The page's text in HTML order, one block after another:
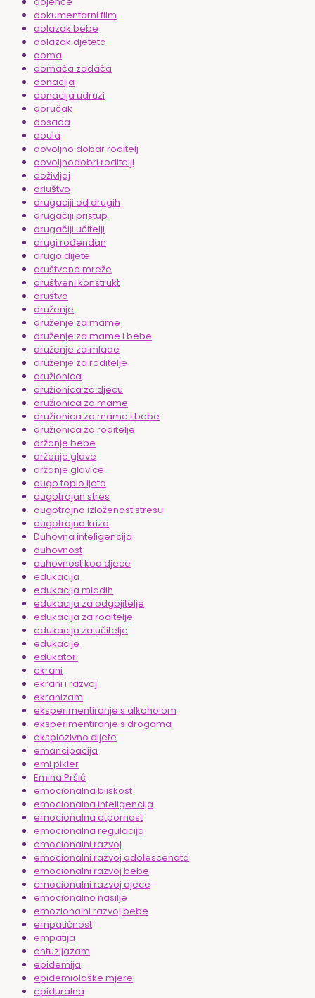
dokumentarni film
dolazak bebe
dolazak djeteta
doma
domaća zadaća
donacija
donacija udruzi
doručak
dosada
doula
dovoljno dobar roditelj
dovoljnodobri roditelji
doživljaj
driuštvo
drugaciji od drugih
drugačiji pristup
drugačiji učitelji
drugi rođendan
drugo dijete
društvene mreže
društveni konstrukt
društvo
druženje
druženje za mame
druženje za mame i bebe
druženje za mlade
druženje za roditelje
družionica
družionica za djecu
družionica za mame
družionica za mame i bebe
družionica za roditelje
držanje bebe
držanje glave
držanje glavice
dugo toplo ljeto
dugotrajan stres
dugotrajna izloženost stresu
dugotrajna kriza
Duhovna inteligencija
duhovnost
duhovnost kod djece
edukacija
edukacija mladih
edukacija za odgojitelje
edukacija za roditelje
edukacija za učitelje
edukacije
edukatori
ekrani
ekrani i razvoj
ekranizam
eksperimentiranje s alkoholom
eksperimentiranje s drogama
eksplozivno dijete
emancipacija
emi pikler
Emina Pršić
emocionalna bliskost
emocionalna inteligencija
emocionalna otpornost
emocionalna regulacija
emocionalni razvoj
emocionalni razvoj adolescenata
emocionalni razvoj bebe
emocionalni razvoj djece
emocionalno nasilje
emozionalni razvoj bebe
empatičnost
empatija
entuzijazam
epidemija
epidemiološke mjere
epiduralna